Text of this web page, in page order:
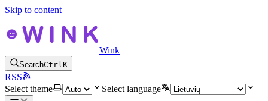
Skip to content
Wink
SearchCtrlK
RSS
Select theme
Select language